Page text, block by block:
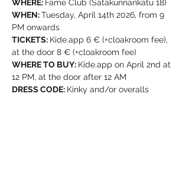
WHERE: Fame Club (Satakunnankatu 18)
WHEN: Tuesday, April 14th 2026, from 9
PM onwards
TICKETS: Kide.app 6 € (+cloakroom fee),
at the door 8 € (+cloakroom fee)
WHERE TO BUY: Kide.app on April 2nd at
12 PM, at the door after 12 AM
DRESS CODE: Kinky and/or overalls